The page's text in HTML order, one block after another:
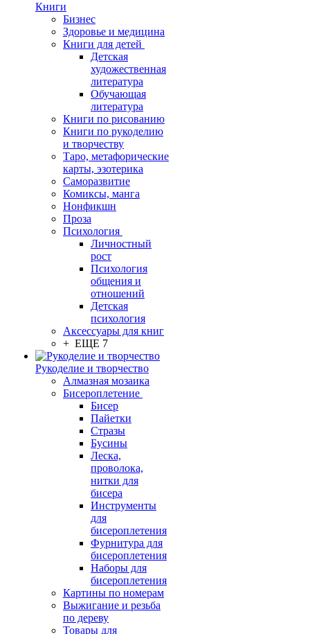
Книги
Бизнес
Здоровье и медицина
Книги для детей
Детская
художественная
литература
Обучающая
литература
Книги по рисованию
Книги по рукоделию
и творчеству
Таро, метафорические
карты, эзотерика
Саморазвитие
Комиксы, манга
Нонфикшн
Проза
Психология
Личностный
рост
Психология
общения и
отношений
Детская
психология
Аксессуары для книг
+ ЕЩЕ 7
Рукоделие и творчество
Алмазная мозаика
Бисероплетение
Бисер
Пайетки
Стразы
Бусины
Леска,
проволока,
нитки для
бисера
Инструменты
для
бисероплетения
Фурнитура для
бисероплетения
Наборы для
бисероплетения
Картины по номерам
Выжигание и резьба
по дереву
Товары для